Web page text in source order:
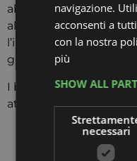
abbonamenti per più
all’acquisto online per
l’ingresso, dato il
giornalieri.
I biglietti possono
attraverso il circuito
Acquista i
https://
navigazione.
acconsenti a
con la nostra
più
SHOW ALL
necessari